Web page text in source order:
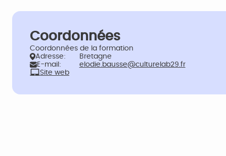
Coordonnées
Coordonnées de la formation
Adresse:
Bretagne
E-mail:
elodie.bausse@culturelab29.fr
Site web